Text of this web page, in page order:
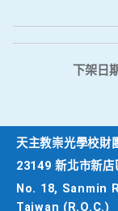
下架日
天主教崇光學校財
23149 新北市新
No. 18, Sanmin
Taiwan (R.O.C.)